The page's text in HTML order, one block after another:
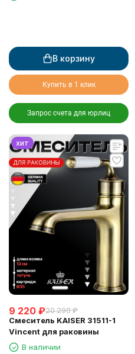
В корзину
Купить в 1 клик
Запрос счета для юрлиц
хит
9 220 ₽20 290 ₽
Смеситель KAISER 31511-1
Vincent для раковины
В наличии